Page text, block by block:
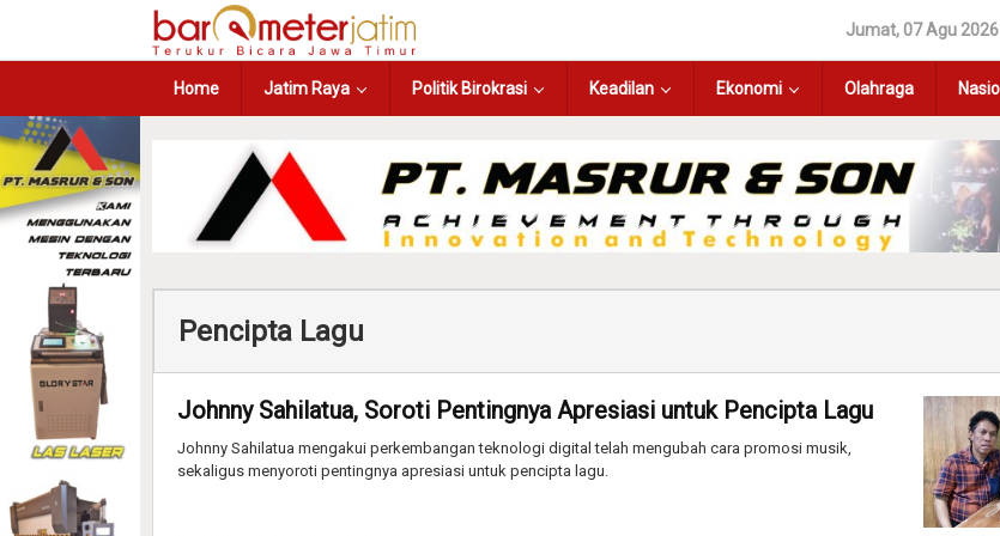
Jumat, 07 Agu 2026
Home Jatim Raya Politik Birokrasi Keadilan Ekonomi Olahraga
Pencipta Lagu
Johnny Sahilatua, Soroti Pentingnya Apresiasi untuk Pencipta Lagu
Johnny Sahilatua mengakui perkembangan teknologi digital telah mengubah cara promosi musik,
sekaligus menyoroti pentingnya apresiasi untuk pencipta lagu.